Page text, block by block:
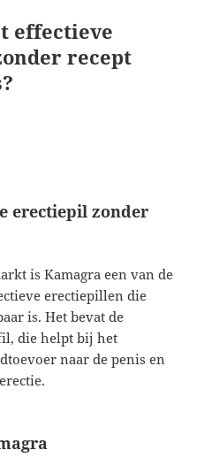
effectieve
recept
erectiepil zonder
is Kamagra een van de
erectiepillen die
is. Het bevat de
die helpt bij het
naar de penis en